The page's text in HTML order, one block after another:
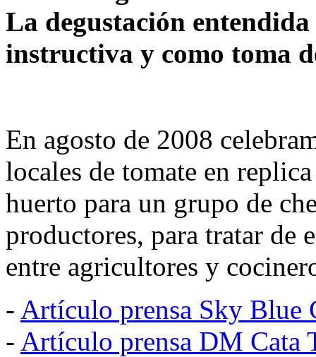
La degustación
instructiva y como toma
En agosto de 2008
locales de tomate en
huerto para un grupo de
productores, para tratar de
entre agricultores y
- Artículo prensa Sky Blue
- Artículo prensa DM Cata